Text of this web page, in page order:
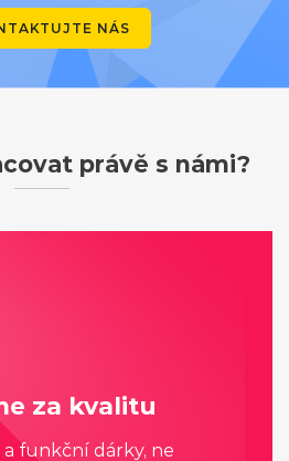
NÁS
právě s námi?
za kvalitu
funkční dárky, ne